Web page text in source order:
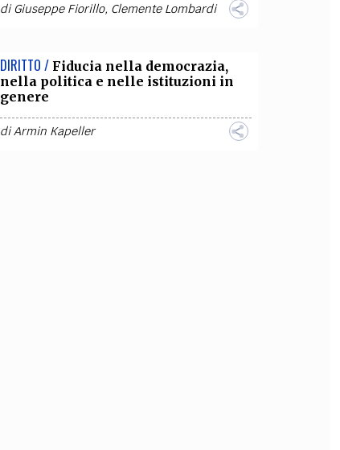
diGiuseppe Fiorillo, Clemente Lombardi
DIRITTO / Fiducia nella democrazia,
nella politica e nelle istituzioni in
genere
diArmin Kapeller